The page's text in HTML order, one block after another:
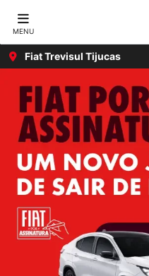
MENU
Fiat Trevisul Tijucas